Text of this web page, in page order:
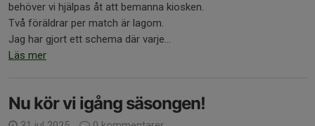
behöver vi hjälpas åt att bemanna kiosken.
Två föräldrar per match är lagom.
Jag har gjort ett schema där varje...
Läs mer
Nu kör vi igång säsongen!